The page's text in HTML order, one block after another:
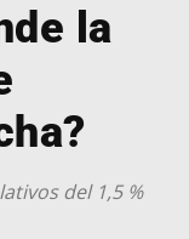
la
del 1,5 %